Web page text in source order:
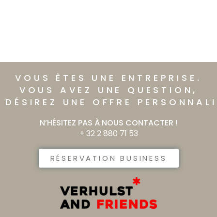
VOUS ÊTES UNE ENTREPRISE.​
VOUS AVEZ UNE QUESTION,
DÉSIREZ UNE OFFRE
N’HÉSITEZ PAS À NOUS CONTACTER !
+ 32 2 880 71 53
RÉSERVATION BUSINESS